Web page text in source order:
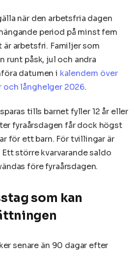
när den arbetsfria dagen
period på minst fem
är arbetsfri. Familjer som
runt påsk, jul och andra
datumen i kalendern över
och långhelger 2026.
tills barnet fyller 12 år eller
fyraårsdagen får dock högst
för ett barn. För tvillingar är
Ett större kvarvarande saldo
före fyraårsdagen.
som kan
senare än 90 dagar efter